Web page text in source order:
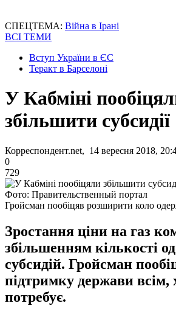
СПЕЦТЕМА: Війна в Ірані
ВСІ ТЕМИ
Вступ України в ЄС
Теракт в Барселоні
У Кабміні
збільшити субсидії
Корреспондент.net, 14 вересня 2018,
0
729
Фото: Правительственный портал
Гройсман пообіцяв розширити коло
Зростання ціни на газ
збільшенням кількості
субсидій. Гройсман
підтримку держави всім,
потребує.